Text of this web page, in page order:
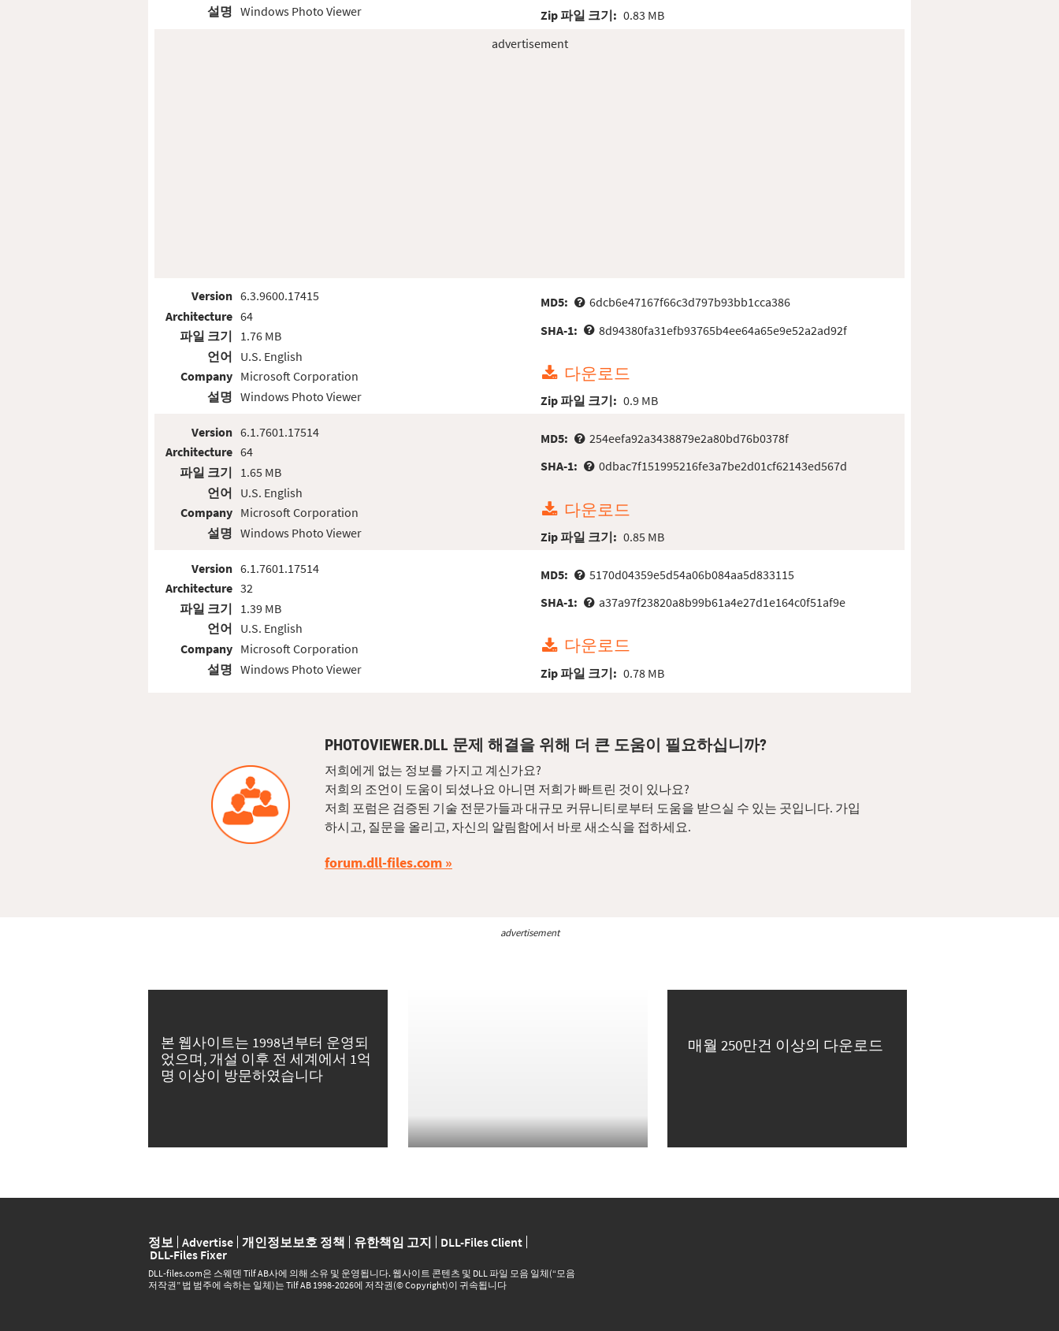
설명 Windows Photo Viewer
Zip 파일 크기: 0.83 MB
advertisement
Version
Architecture
파일 크기
언어
Company
설명
6.3.9600.17415
64
1.76 MB
U.S. English
Microsoft Corporation
Windows Photo Viewer
MD5:
6dcb6e47167f66c3d797b93bb1cca386
SHA-1:
8d94380fa31efb93765b4ee64a65e9e52a2ad92f
다운로드
Zip 파일 크기: 0.9 MB
Version
Architecture
파일 크기
언어
Company
설명
6.1.7601.17514
64
1.65 MB
U.S. English
Microsoft Corporation
Windows Photo Viewer
MD5:
254eefa92a3438879e2a80bd76b0378f
SHA-1:
0dbac7f151995216fe3a7be2d01cf62143ed567d
다운로드
Zip 파일 크기: 0.85 MB
Version
Architecture
파일 크기
언어
Company
설명
6.1.7601.17514
32
1.39 MB
U.S. English
Microsoft Corporation
Windows Photo Viewer
MD5:
5170d04359e5d54a06b084aa5d833115
SHA-1:
a37a97f23820a8b99b61a4e27d1e164c0f51af9e
다운로드
Zip 파일 크기: 0.78 MB
PHOTOVIEWER.DLL 문제 해결을 위해 더 큰 도움이 필요하십니까?
저희에게 없는 정보를 가지고 계신가요?
저희의 조언이 도움이 되셨나요 아니면 저희가 빠트린 것이 있나요?
저희 포럼은 검증된 기술 전문가들과 대규모 커뮤니티로부터 도움을 받으실 수 있는 곳입니다. 가입
하시고, 질문을 올리고, 자신의 알림함에서 바로 새소식을 접하세요.
forum.dll-files.com
advertisement
본 웹사이트는 1998년부터 운영되
었으며, 개설 이후 전 세계에서 1억
명 이상이 방문하였습니다
매월 250만건 이상의 다운로드
정보 Advertise 개인정보보호 정책 유한책임 고지
DLL-Files Client
DLL-Files Fixer
DLL‑files.com은 스웨덴 Tilf AB사에 의해 소유 및 운영됩니다. 웹사이트 콘텐츠 및 DLL 파일 모음 일체(“모음
저작권” 법 범주에 속하는 일체)는 Tilf AB 1998-2026에 저작권(© Copyright)이 귀속됩니다